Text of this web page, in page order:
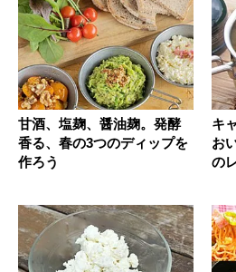
甘酒、塩麹、醤油麹。発酵
香る、春の3つのディップを
作ろう
キ
お
の